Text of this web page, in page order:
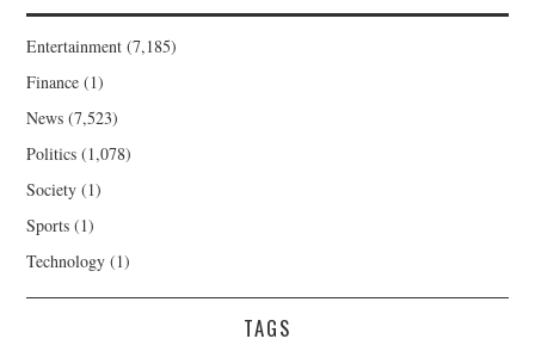
Entertainment (7,185)
Finance (1)
News (7,523)
Politics (1,078)
Society (1)
Sports (1)
Technology (1)
TAGS